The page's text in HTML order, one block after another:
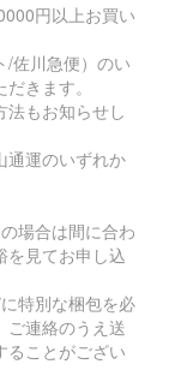
円以上お買い
/佐川急便）のい
きます。
法もお知らせし
通運のいずれか
場合は間に合わ
を見てお申し込
特別な梱包を必
ご連絡のうえ送
ることがござい